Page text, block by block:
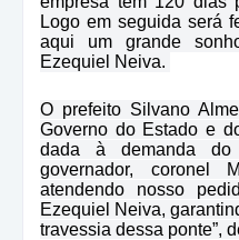
Logo em seguida será
aqui um grande
Ezequiel Neiva.
O prefeito Silvano
Governo do Estado e
dada à demanda do
governador, coronel
atendendo nosso
Ezequiel Neiva,
travessia dessa ponte”,